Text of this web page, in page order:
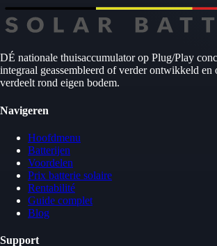
DÉ nationale thuisaccumulator op Plug/Play
integraal geassembleerd of verder ontwikkeld en
verdeelt rond eigen bodem.
Navigeren
Hoofdmenu
Batterijen
Voordelen
Prix batterie solaire
Rentabilité
Guide complet
Blog
Support